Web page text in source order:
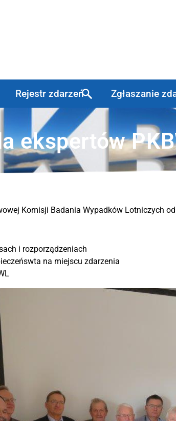
Rejestr zdarzeń Zgłaszanie
ekspertów
Komisji Badania Wypadków Lotniczych
i rozporządzeniach
na miejscu zdarzenia